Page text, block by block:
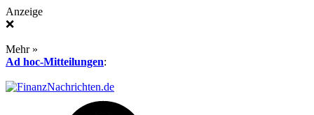
Anzeige
❌
Mehr »
Ad hoc-Mitteilungen: